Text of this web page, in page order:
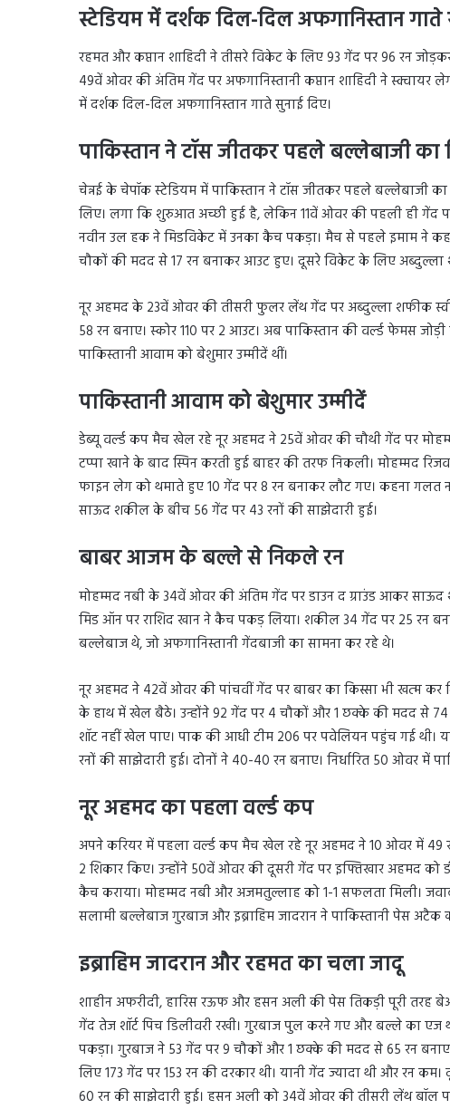
स्टेडियम में दर्शक दिल-दिल अफगानिस्तान गाते
रहमत और कप्तान शाहिदी ने तीसरे विकेट के लिए 93 गेंद पर 96 रन
49वें ओवर की अंतिम गेंद पर अफगानिस्तानी कप्तान शाहिदी ने
में दर्शक दिल-दिल अफगानिस्तान गाते सुनाई दिए।
पाकिस्तान ने टॉस जीतकर पहले बल्लेबाजी का
चेन्नई के चेपॉक स्टेडियम में पाकिस्तान ने टॉस जीतकर पहले बल्लेबाजी
लिए। लगा कि शुरुआत अच्छी हुई है, लेकिन 11वें ओवर की पहली ही गेंद
नवीन उल हक ने मिडविकेट में उनका कैच पकड़ा। मैच से पहले इमाम ने
चौकों की मदद से 17 रन बनाकर आउट हुए। दूसरे विकेट के लिए
नूर अहमद के 23वें ओवर की तीसरी फुलर लेंथ गेंद पर अब्दुल्ला शफीक
58 रन बनाए। स्कोर 110 पर 2 आउट। अब पाकिस्तान की वर्ल्ड फेमस
पाकिस्तानी आवाम को बेशुमार उम्मीदें थीं।
पाकिस्तानी आवाम को बेशुमार उम्मीदें
डेब्यू वर्ल्ड कप मैच खेल रहे नूर अहमद ने 25वें ओवर की चौथी गेंद पर
टप्पा खाने के बाद स्पिन करती हुई बाहर की तरफ निकली। मोहम्मद
फाइन लेग को थमाते हुए 10 गेंद पर 8 रन बनाकर लौट गए। कहना गलत
साऊद शकील के बीच 56 गेंद पर 43 रनों की साझेदारी हुई।
बाबर आजम के बल्ले से निकले रन
मोहम्मद नबी के 34वें ओवर की अंतिम गेंद पर डाउन द ग्राउंड आकर
मिड ऑन पर राशिद खान ने कैच पकड़ लिया। शकील 34 गेंद पर 25 रन
बल्लेबाज थे, जो अफगानिस्तानी गेंदबाजी का सामना कर रहे थे।
नूर अहमद ने 42वें ओवर की पांचवीं गेंद पर बाबर का किस्सा भी खत्म कर
के हाथ में खेल बैठे। उन्होंने 92 गेंद पर 4 चौकों और 1 छक्के की मदद से
शॉट नहीं खेल पाए। पाक की आधी टीम 206 पर पवेलियन पहुंच गई
रनों की साझेदारी हुई। दोनों ने 40-40 रन बनाए। निर्धारित 50 ओवर में
नूर अहमद का पहला वर्ल्ड कप
अपने करियर में पहला वर्ल्ड कप मैच खेल रहे नूर अहमद ने 10 ओवर में
2 शिकार किए। उन्होंने 50वें ओवर की दूसरी गेंद पर इफ्तिखार अहमद
कैच कराया। मोहम्मद नबी और अजमतुल्लाह को 1-1 सफलता मिली।
सलामी बल्लेबाज गुरबाज और इब्राहिम जादरान ने पाकिस्तानी पेस अटैक
इब्राहिम जादरान और रहमत का चला जादू
शाहीन अफरीदी, हारिस रऊफ और हसन अली की पेस तिकड़ी पूरी तरह
गेंद तेज शॉर्ट पिच डिलीवरी रखी। गुरबाज पुल करने गए और बल्ले का एज
पकड़ा। गुरबाज ने 53 गेंद पर 9 चौकों और 1 छक्के की मदद से 65 रन
लिए 173 गेंद पर 153 रन की दरकार थी। यानी गेंद ज्यादा थी और रन
60 रन की साझेदारी हुई। हसन अली को 34वें ओवर की तीसरी लेंथ बॉल पर